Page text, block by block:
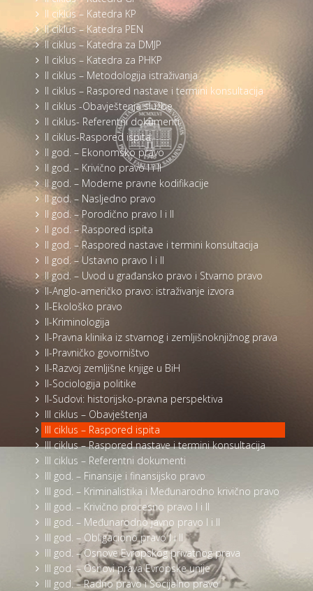
II ciklus – Katedra KP
II ciklus – Katedra PEN
II ciklus – Katedra za DMJP
II ciklus – Katedra za PHKP
II ciklus – Metodologija istraživanja
II ciklus – Raspored nastave i termini konsultacija
II ciklus -Obavještenja službe
II ciklus- Referentni dokumenti
II ciklus-Raspored ispita
II god. – Ekonomsko pravo
II god. – Krivično pravo I i II
II god. – Moderne pravne kodifikacije
II god. – Nasljedno pravo
II god. – Porodično pravo I i II
II god. – Raspored ispita
II god. – Raspored nastave i termini konsultacija
II god. – Ustavno pravo I i II
II god. – Uvod u građansko pravo i Stvarno pravo
II-Anglo-američko pravo: istraživanje izvora
II-Ekološko pravo
II-Kriminologija
II-Pravna klinika iz stvarnog i zemljišnoknjižnog prava
II-Pravničko govorništvo
II-Razvoj zemljišne knjige u BiH
II-Sociologija politike
II-Sudovi: historijsko-pravna perspektiva
III ciklus – Obavještenja
III ciklus – Raspored ispita
III ciklus – Raspored nastave i termini konsultacija
III ciklus – Referentni dokumenti
III god. – Finansije i finansijsko pravo
III god. – Kriminalistika i Međunarodno krivično pravo
III god. – Krivično procesno pravo I i II
III god. – Međunarodno javno pravo I i II
III god. – Obligaciono pravo I i II
III god. – Osnove Evropskog privatnog prava
III god. – Osnovi prava Evropske unije
III god. – Radno pravo i Socijalno pravo